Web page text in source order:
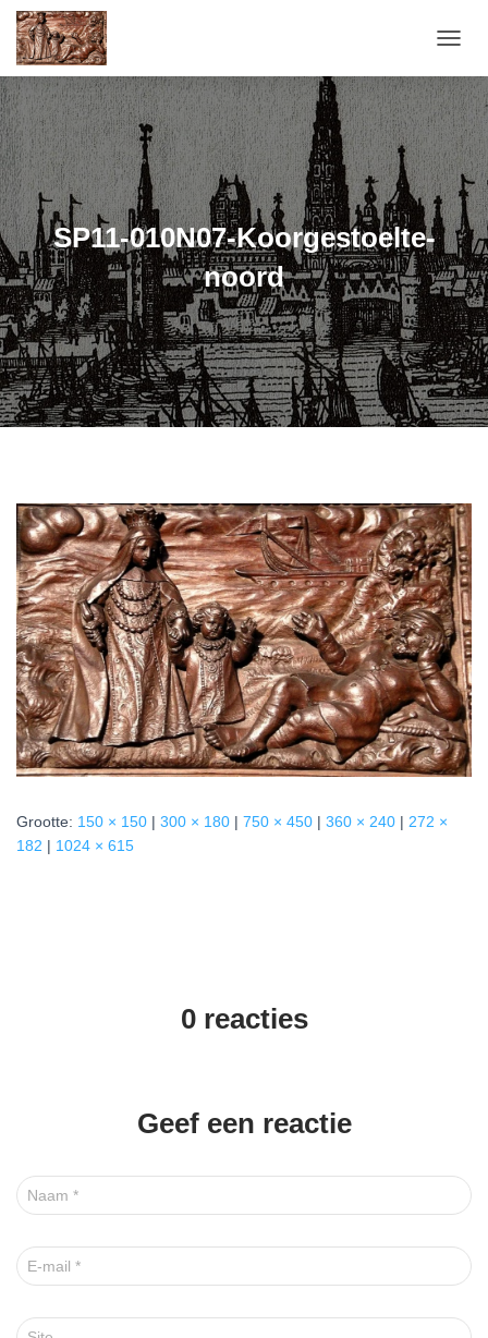
O
G
G
L
E
N
A
V
I
G
A
T
I
E
SP11-010N07-Koorgestoelte-
noord
Grootte: 150 × 150 | 300 × 180 | 750 × 450 | 360 × 240 | 272 ×
182 | 1024 × 615
0 reacties
Geef een reactie
Naam *
E-mail *